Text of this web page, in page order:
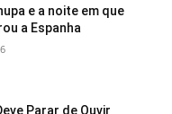
e a noite em que
a Espanha
Parar de Ouvir